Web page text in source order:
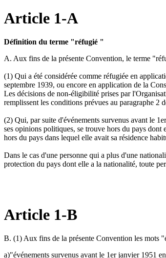
Article 1-A
Définition du terme "réfugié "
A. Aux fins de la présente Convention, le terme
(1) Qui a été considérée comme réfugiée en
septembre 1939, ou encore en application de la
Les décisions de non-éligibilité prises par
remplissent les conditions prévues au paragraphe 2
(2) Qui, par suite d'événements survenus avant le
ses opinions politiques, se trouve hors du pays
hors du pays dans lequel elle avait sa résidence
Dans le cas d'une personne qui a plus d'une
protection du pays dont elle a la nationalité, toute
Article 1-B
B. (1) Aux fins de la présente Convention les mots
a)"événements survenus avant le 1er janvier 1951